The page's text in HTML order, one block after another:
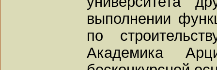
выполнении
по
Академика